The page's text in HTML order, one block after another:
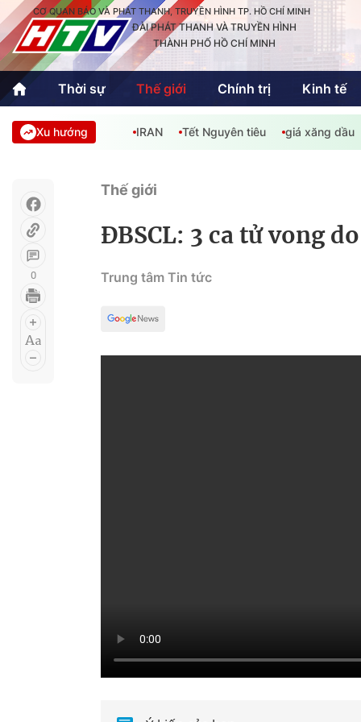
CƠ QUAN BÁO VÀ PHÁT THANH, TRUYỀN HÌNH TP. HỒ CHÍ MINH
ĐÀI PHÁT THANH VÀ TRUYỀN HÌNH
THÀNH PHỐ HỒ CHÍ MINH
Thời sự Thế giới Chính trị Kinh tế
Thời sự
Thể thao
Quốc tế
Văn hóa -
An Sinh
Công nghệ
Xu hướng IRAN Tết Nguyên tiêu giá xăng dầu
0
Thế giới
ĐBSCL: 3 ca tử vong
Trung tâm Tin tức